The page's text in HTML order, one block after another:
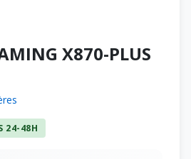
X870-PLUS
24-48H